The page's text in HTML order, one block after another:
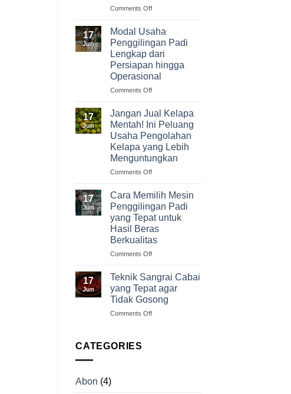
Comments Offon
Usaha
Olahan
Cabai
dengan
Potensi
Keuntungan
Menarik
17
Jun
Modal Usaha
Penggilingan Padi
Lengkap dari
Persiapan hingga
Operasional
Comments Offon
Usaha
Penggilingan
Padi
Lengkap
dari
Persiapan
hingga
17
Jun
Jangan Jual Kelapa
Mentah! Ini Peluang
Usaha Pengolahan
Kelapa yang Lebih
Menguntungkan
Comments Offon
Jual
Kelapa
Mentah!
Ini
Peluang
Usaha
Pengolahan
Lebih
Menguntungkan
17
Jun
Cara Memilih Mesin
Penggilingan Padi
yang Tepat untuk
Hasil Beras
Berkualitas
Comments Offon
Memilih
Mesin
Penggilingan
Padi
yang
17
Jun
Teknik Sangrai Cabai
yang Tepat agar
Tidak Gosong
Comments Offon
CATEGORIES
Abon (4)